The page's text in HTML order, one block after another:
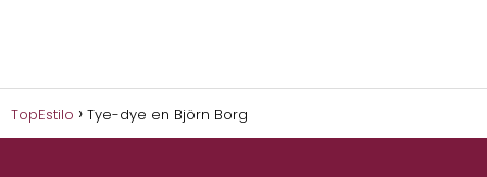
TopEstilo Tye-dye en Björn Borg